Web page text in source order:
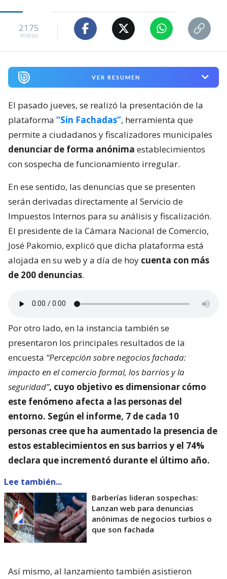
2175
visitas
VER RESUMEN
El pasado jueves, se realizó la presentación de la
plataforma “Sin Fachadas”, herramienta que
permite a ciudadanos y fiscalizadores municipales
denunciar de forma anónima establecimientos
con sospecha de funcionamiento irregular.
En ese sentido, las denuncias que se presenten
serán derivadas directamente al Servicio de
Impuestos Internos para su análisis y fiscalización.
El presidente de la Cámara Nacional de Comercio,
José Pakomio, explicó que dicha plataforma está
alojada en su web y a día de hoy cuenta con más
de 200 denuncias.
Por otro lado, en la instancia también se
presentaron los principales resultados de la
encuesta “Percepción sobre negocios fachada:
impacto en el comercio formal, los barrios y la
seguridad”, cuyo objetivo es dimensionar cómo
este fenómeno afecta a las personas del
entorno. Según el informe, 7 de cada 10
personas cree que ha aumentado la presencia de
estos establecimientos en sus barrios y el 74%
declara que incrementó durante el último año.
Lee también...
Barberías lideran sospechas:
Lanzan web para denuncias
anónimas de negocios turbios o
que son fachada
Así mismo, al lanzamiento también asistieron